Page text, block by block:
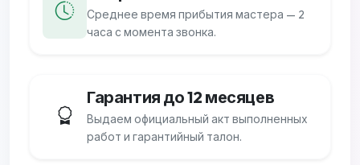
Среднее время прибытия мастера — 2
часа с момента звонка.
Гарантия до 12 месяцев
Выдаем официальный акт выполненных
работ и гарантийный талон.